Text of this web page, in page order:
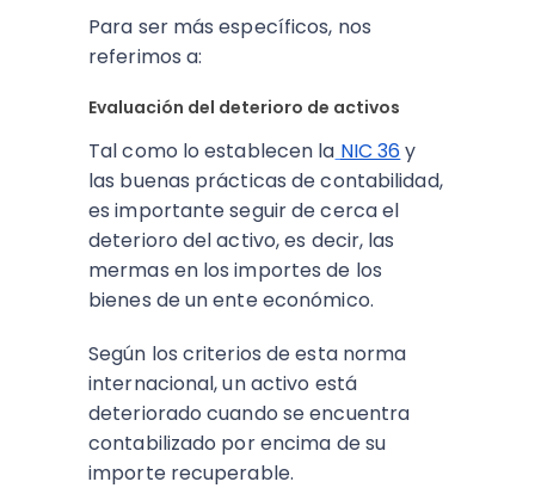
Para ser más específicos, nos
referimos a:
Evaluación del deterioro de activos
Tal como lo establecen la NIC 36y
las buenas prácticas de contabilidad,
es importante seguir de cerca el
deterioro del activo, es decir, las
mermas en los importes de los
bienes de un ente económico.
Según los criterios de esta norma
internacional, un activo está
deteriorado cuando se encuentra
contabilizado por encima de su
importe recuperable.